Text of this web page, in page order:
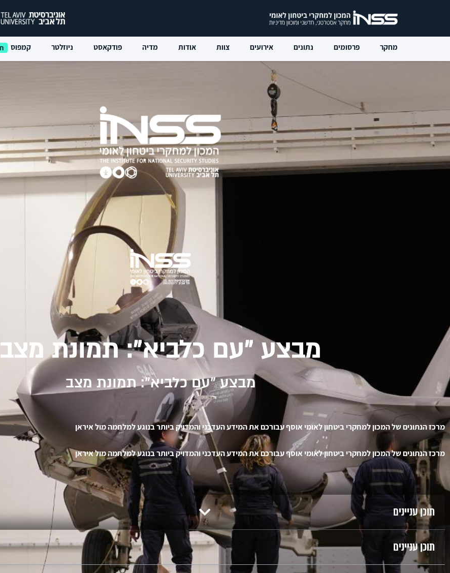
מחקר פרסומים נתונים אירועים צוות אודות מדיה פודקאסט ניוזלטר קמפוס
מבצע "עם כלביא": תמונת מצב
מבצע "עם כלביא": תמונת מצב
מרכז הנתונים של המכון למחקרי ביטחון לאומי אוסף עבורכם את המידע העדכני והמדויק ביותר בנוגע למלחמה מול איראן
מרכז הנתונים של המכון למחקרי ביטחון לאומי אוסף עבורכם את המידע העדכני והמדויק ביותר בנוגע למלחמה מול איראן
תוכן עניינים
תוכן עניינים